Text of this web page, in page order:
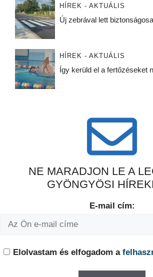
HÍREK - AKTUÁLIS
Új zebrával lett
HÍREK - AKTUÁLIS
Így kerüld el a fertőzéseket
NE MARADJON LE A
GYÖNGYÖSI
E-mail cím:
Elolvastam és elfogadom a